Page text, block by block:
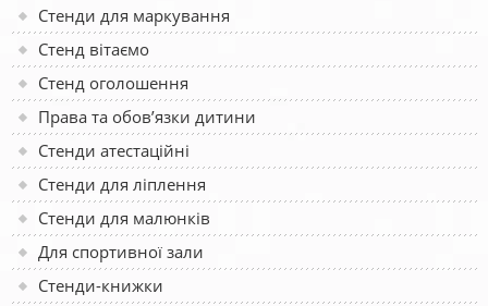
Стенди для маркування
Стенд вітаємо
Стенд оголошення
Права та обов’язки дитини
Стенди атестаційні
Стенди для ліплення
Стенди для малюнків
Для спортивної зали
Стенди-книжки